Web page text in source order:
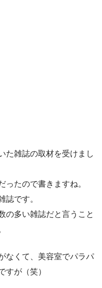
た雑誌の取材を受けまし
たので書きますね。
です。
の多い雑誌だと言うこと
なくて、美容室でパラパ
が（笑）